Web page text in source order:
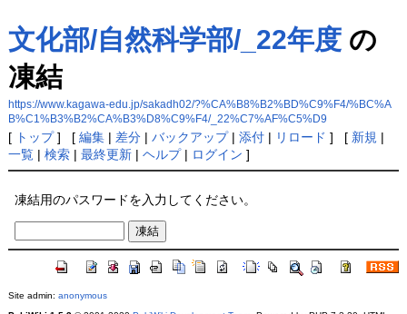
文化部/自然科学部/_22年度の
凍結
https://www.kagawa-edu.jp/sakadh02/?%CA%B8%B2%BD%C9%F4/%BC%A
B%C1%B3%B2%CA%B3%D8%C9%F4/_22%C7%AF%C5%D9
[ トップ] [ 編集| 差分| バックアップ| 添付| リロード ] [ 新規 |
一覧| 検索| 最終更新| ヘルプ| ログイン ]
凍結用のパスワードを入力してください。
Site admin: anonymous